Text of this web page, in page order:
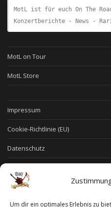
Um dir ein optimales Erlebnis zu
MotL ist für euch On The
Konzertberichte - News -
MotL on Tour
MotL Store
Impressum
Cookie-Richtlinie (EU)
Datenschutz
Widerruf